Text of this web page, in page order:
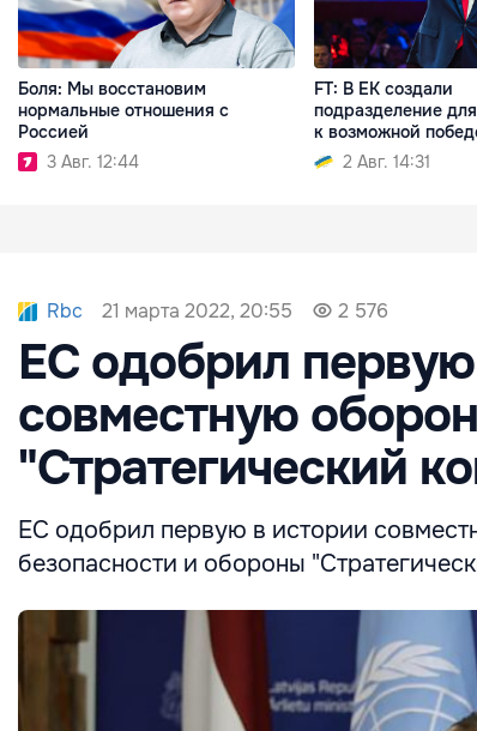
Боля: Мы восстановим
нормальные отношения с
Россией
3 Авг. 12:44
FT: В ЕК создали
подразделение
к возможной
2 Авг. 14:31
Rbc 21 марта 2022, 20:55 2 576
ЕС одобрил
совместную
"Стратегический
ЕС одобрил первую в истории
безопасности и обороны